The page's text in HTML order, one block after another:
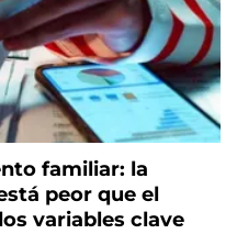
familiar: la
peor que el
variables clave